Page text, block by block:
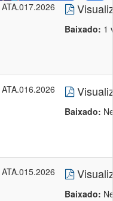
ATA.017.2026
Baixado: 1
ATA.016.2026
Baixado:
ATA.015.2026
Baixado: